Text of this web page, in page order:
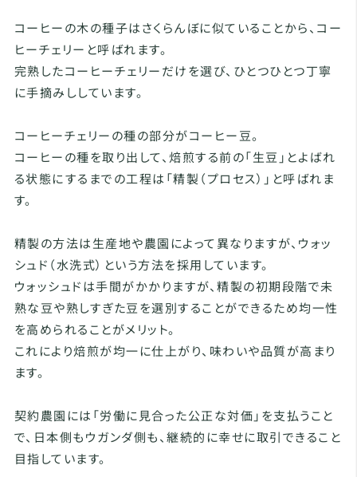
コーヒーの木の種子はさくらんぼに似ていることから、コー
ヒーチェリーと呼ばれます。
完熟したコーヒーチェリーだけを選び、ひとつひとつ丁寧
に手摘みししています。
コーヒーチェリーの種の部分がコーヒー豆。
コーヒーの種を取り出して、焙煎する前の「生豆」とよばれ
る状態にするまでの工程は「精製（プロセス）」と呼ばれま
す。
精製の方法は生産地や農園によって異なりますが、ウォッ
シュド（水洗式）という方法を採用しています。
ウォッシュドは手間がかかりますが、精製の初期段階で未
熟な豆や熟しすぎた豆を選別することができるため均一性
を高められることがメリット。
これにより焙煎が均一に仕上がり、味わいや品質が高まり
ます。
契約農園には「労働に見合った公正な対価」を支払うこと
で、日本側もウガンダ側も、継続的に幸せに取引できること
目指しています。